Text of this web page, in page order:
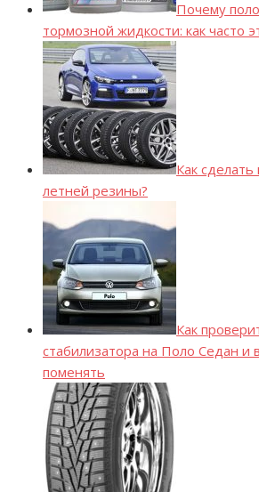
Почему
тормозной жидкости: как часто
Как
летней резины?
Как
стабилизатора на Поло Седан и
поменять